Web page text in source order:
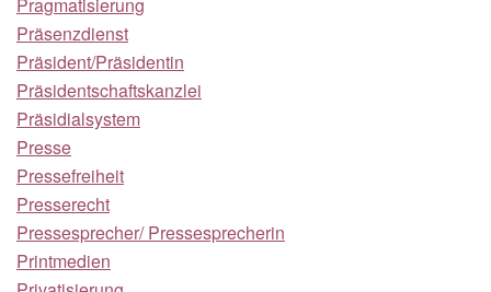
Präsenzdienst
Präsident/Präsidentin
Präsidentschaftskanzlei
Präsidialsystem
Presse
Pressefreiheit
Presserecht
Pressesprecher/ Pressesprecherin
Printmedien